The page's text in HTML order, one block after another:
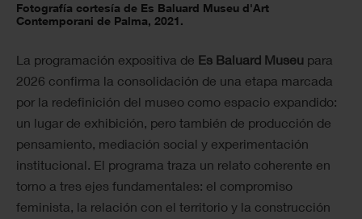
Fotografía cortesía de Es Baluard Museu d'Art
Contemporani de Palma, 2021.
La programación expositiva de Es Baluard Museu para
2026 confirma la consolidación de una etapa marcada
por la redefinición del museo como espacio expandido:
un lugar de exhibición, pero también de producción de
pensamiento, mediación social y experimentación
institucional. El programa traza un relato coherente en
torno a tres ejes fundamentales: el compromiso
feminista, la relación con el territorio y la construcción